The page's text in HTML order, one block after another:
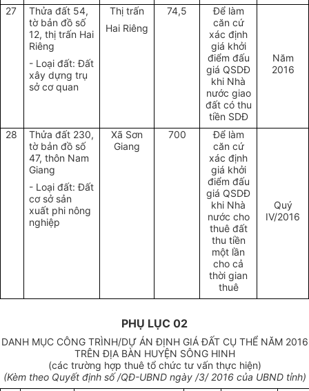
27
Thửa đất 54,
tờ bản đồ số
12, thị trấn Hai
Riêng
- Loại đất: Đất
xây dựng trụ
sở cơ quan
Thị trấn
Hai Riêng
74,5
Để làm
căn cứ
xác định
giá khởi
điểm đấu
giá QSDĐ
khi Nhà
nước giao
đất có thu
tiền SDĐ
Năm
2016
28
Thửa đất 230,
tờ bản đồ số
47, thôn Nam
Giang
- Loại đất: Đất
cơ sở sản
xuất phi nông
nghiệp
Xã Sơn
Giang
700
Để làm
căn cứ
xác định
giá khởi
điểm đấu
giá QSDĐ
khi Nhà
nước cho
thuê đất
thu tiền
một lần
cho cả
thời gian
thuê
Quý
IV/2016
PHỤ LỤC 02
DANH MỤC CÔNG TRÌNH/DỰ ÁN ĐỊNH GIÁ ĐẤT CỤ THỂ NĂM 2016
TRÊN ĐỊA BÀN HUYỆN SÔNG HINH
(các trường hợp thuê tổ chức tư vấn thực hiện)
(Kèm theo Quyết định số /QĐ-UBND ngày /3/ 2016 của UBND tỉnh)